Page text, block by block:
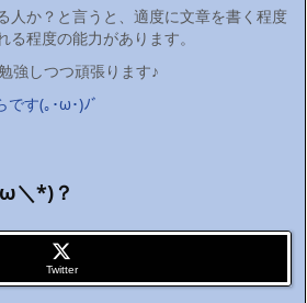
人か？と言うと、適度に文章を書く程度
程度の能力があります。
強しつつ頑張ります♪
です(｡･ω･)ﾉﾞ
＼*)？
Twitter